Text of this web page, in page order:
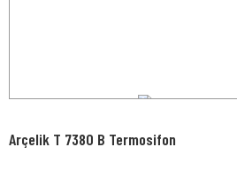
Arçelik T 7380 B Termosifon